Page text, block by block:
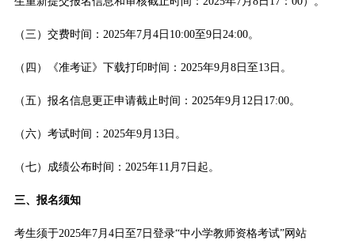
（三）交费时间：2025年7月4日10:00至9日24:00。
（四）《准考证》下载打印时间：2025年9月8日至13日。
（五）报名信息更正申请截止时间：2025年9月12日17:00。
（六）考试时间：2025年9月13日。
（七）成绩公布时间：2025年11月7日起。
三、报名须知
考生须于2025年7月4日至7日登录“中小学教师资格考试”网站